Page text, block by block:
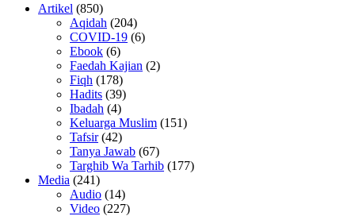
Artikel (850)
Aqidah (204)
COVID-19 (6)
Ebook (6)
Faedah Kajian (2)
Fiqh (178)
Hadits (39)
Ibadah (4)
Keluarga Muslim (151)
Tafsir(42)
Tanya Jawab (67)
Targhib Wa Tarhib (177)
Media (241)
Audio (14)
Video (227)